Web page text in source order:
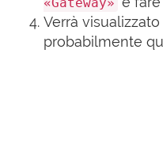
Verrà
probabilmente